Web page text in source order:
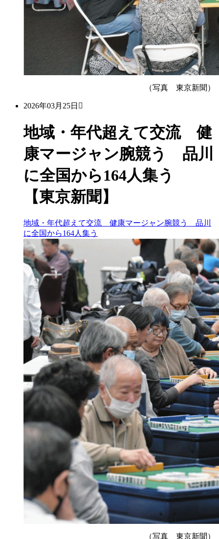
（写真 東京新聞）
2026年03月25日
地域・年代超えて交流 健
康マージャン腕競う 品川
に全国から164人集う
【東京新聞】
地域・年代超えて交流 健康マージャン腕競う 品川
に全国から164人集う
（写真 東京新聞）